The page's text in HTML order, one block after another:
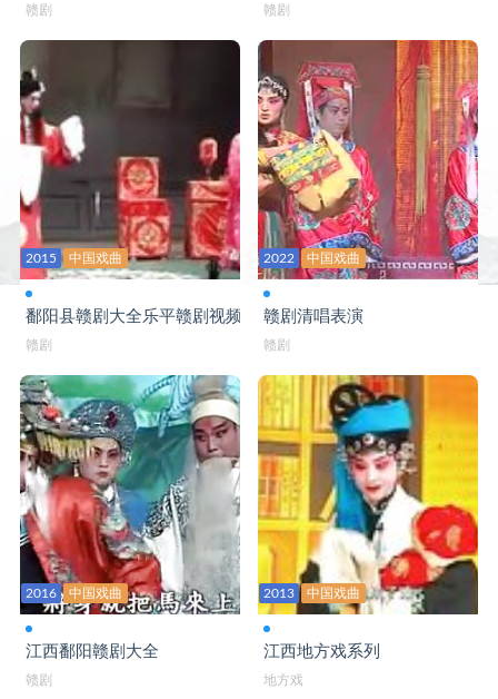
赣剧大全 合玉环
赣剧大全 花亭会
赣剧大全 黄鹤楼
赣剧大全 黄金台
赣剧大全 火烧裴元庆
赣剧大全 降天雪
赣剧大全 节孝图
赣剧大全 节义贤
赣剧大全 借女冲喜
赣剧大全 借靴
赣剧大全 荆钗记
赣剧大全 九更天
赣剧大全 九件衣
赣剧大全 九锡宫
赣剧 赣剧
2015 中国戏曲
鄱阳县赣剧大全乐平赣剧视频
赣剧
2022 中国戏曲
赣剧清唱表演
赣剧
2016 中国戏曲
江西鄱阳赣剧大全
赣剧
2013 中国戏曲
江西地方戏系列
地方戏